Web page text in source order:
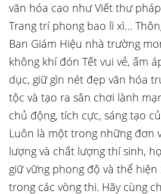
văn hóa cao như Viết thư
Trang trí phong bao lì xì…
Ban Giám Hiệu nhà trường
không khí đón Tết vui vẻ, ấm
dục, giữ gìn nét đẹp văn hóa
tộc và tạo ra sân chơi lành
chủ động, tích cực, sáng tạo
Luôn là một trong những đơn
lượng và chất lượng thí sinh,
giữ vững phong độ và thể
trong các vòng thi. Hãy cùng